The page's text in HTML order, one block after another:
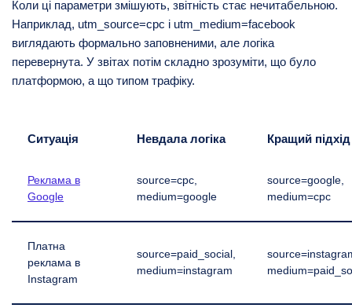
Коли ці параметри змішують, звітність стає нечитабельною.
Наприклад, utm_source=cpc і utm_medium=facebook
виглядають формально заповненими, але логіка
перевернута. У звітах потім складно зрозуміти, що було
платформою, а що типом трафіку.
Ситуація Невдала логіка Кращий підхід
Реклама в
Google
source=cpc,
medium=google
source=google,
medium=cpc
Платна
реклама в
Instagram
source=paid_social,
medium=instagram